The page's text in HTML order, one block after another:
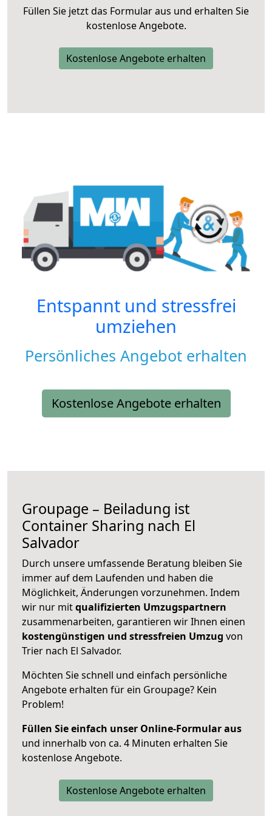
Füllen Sie jetzt das Formular aus und erhalten Sie
kostenlose Angebote.
Kostenlose Angebote erhalten
Entspannt und stressfrei
umziehen
Persönliches Angebot erhalten
Kostenlose Angebote erhalten
Groupage – Beiladung ist
Container Sharing nach El
Salvador
Durch unsere umfassende Beratung bleiben Sie
immer auf dem Laufenden und haben die
Möglichkeit, Änderungen vorzunehmen. Indem
wir nur mitqualifizierten Umzugspartnern
zusammenarbeiten, garantieren wir Ihnen einen
kostengünstigen und stressfreien Umzug von
Trier nach El Salvador.
Möchten Sie schnell und einfach persönliche
Angebote erhalten für ein Groupage? Kein
Problem!
Füllen Sie einfach unser Online-Formular aus
und innerhalb von ca. 4 Minuten erhalten Sie
kostenlose Angebote.
Kostenlose Angebote erhalten